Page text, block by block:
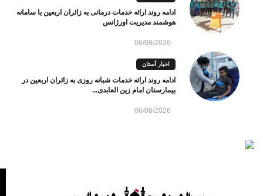
ادامه روند ارائه خدمات درمانی به زائران اربعین با سامانه
هوشمند مدیریت اورژانس
06/08/2026
اخبار آستان
ادامه روند ارائه خدمات شبانه روزی به زائران اربعین در
بیمارستان امام زین العابدی...
06/08/2026